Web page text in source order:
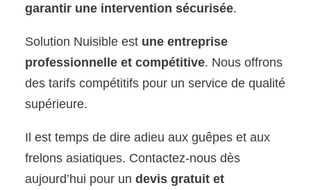
garantir une intervention sécurisée.
Solution Nuisible est une entreprise
professionnelle et compétitive. Nous offrons
des tarifs compétitifs pour un service de qualité
supérieure.
Il est temps de dire adieu aux guêpes et aux
frelons asiatiques. Contactez-nous dès
aujourd’hui pour undevis gratuit et